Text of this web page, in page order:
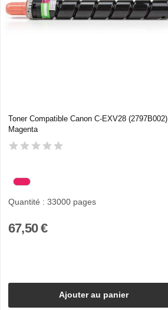
Toner Compatible Canon C-EXV28 (2797B002)
Magenta
Quantité : 33000 pages
67,50 €
Ajouter au panier